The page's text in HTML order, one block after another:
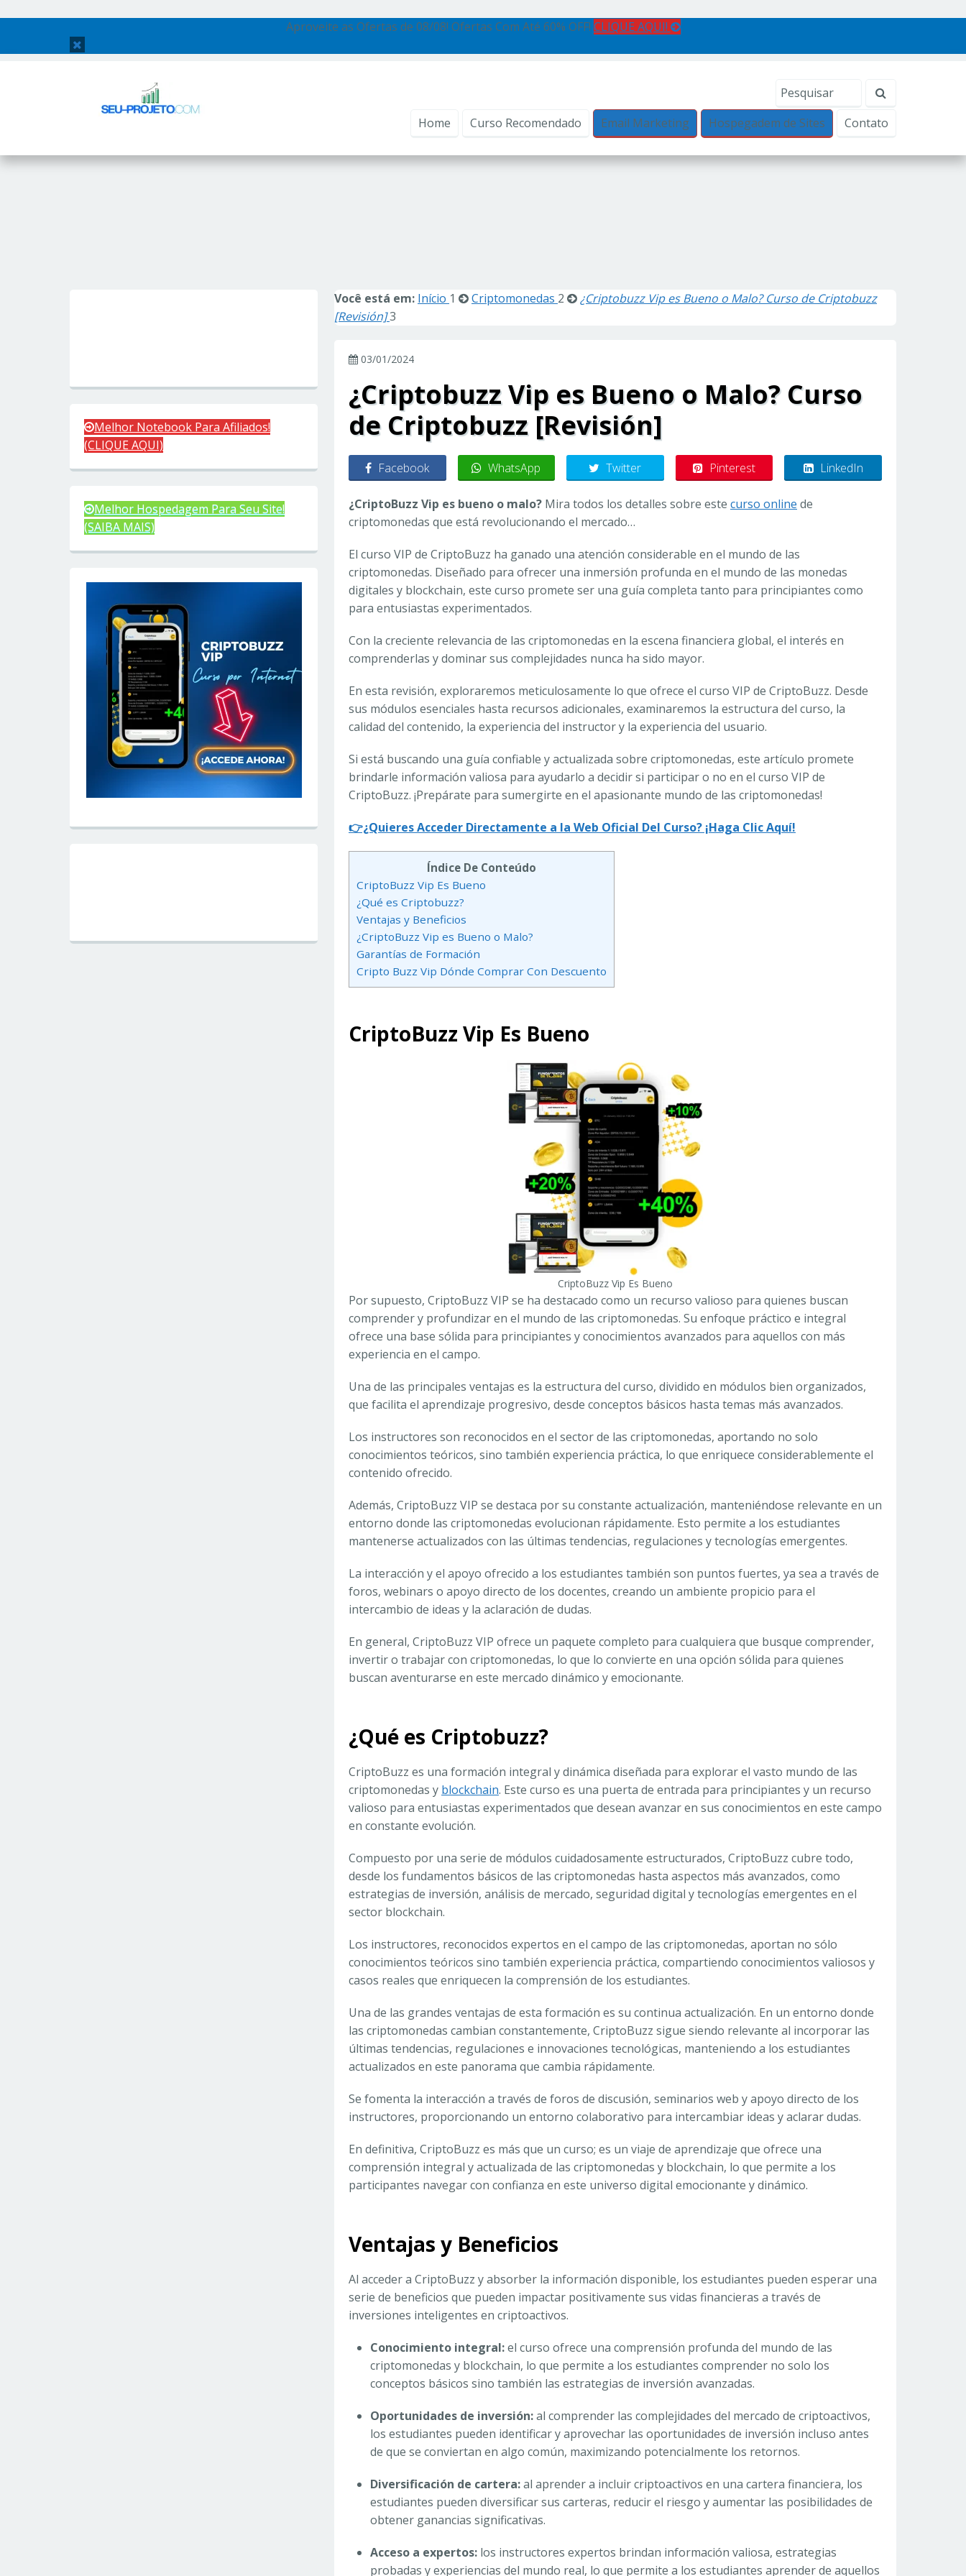
Aproveite as Ofertas de 08/08! Ofertas Com Até 60% OFF! CLIQUE AQUI!
Home Curso Recomendado Email Marketing Hospegadem de Sites Contato
Você está em: Início 1 Criptomonedas 2
¿Criptobuzz Vip es Bueno o Malo? Curso de Criptobuzz
[Revisión]3
03/01/2024
¿Criptobuzz Vip es Bueno o Malo? Curso
de Criptobuzz [Revisión]
Facebook WhatsApp Twitter Pinterest LinkedIn
¿CriptoBuzz Vip es bueno o malo? Mira todos los detalles sobre este curso online de
criptomonedas que está revolucionando el mercado…
El curso VIP de CriptoBuzz ha ganado una atención considerable en el mundo de las
criptomonedas. Diseñado para ofrecer una inmersión profunda en el mundo de las monedas
digitales y blockchain, este curso promete ser una guía completa tanto para principiantes como
para entusiastas experimentados.
Con la creciente relevancia de las criptomonedas en la escena financiera global, el interés en
comprenderlas y dominar sus complejidades nunca ha sido mayor.
En esta revisión, exploraremos meticulosamente lo que ofrece el curso VIP de CriptoBuzz. Desde
sus módulos esenciales hasta recursos adicionales, examinaremos la estructura del curso, la
calidad del contenido, la experiencia del instructor y la experiencia del usuario.
Si está buscando una guía confiable y actualizada sobre criptomonedas, este artículo promete
brindarle información valiosa para ayudarlo a decidir si participar o no en el curso VIP de
CriptoBuzz. ¡Prepárate para sumergirte en el apasionante mundo de las criptomonedas!
👉¿Quieres Acceder Directamente a la Web Oficial Del Curso? ¡Haga Clic Aquí!
Índice De Conteúdo
CriptoBuzz Vip Es Bueno
¿Qué es Criptobuzz?
Ventajas y Beneficios
¿CriptoBuzz Vip es Bueno o Malo?
Garantías de Formación
Cripto Buzz Vip Dónde Comprar Con Descuento
CriptoBuzz Vip Es Bueno
CriptoBuzz Vip Es Bueno
Por supuesto, CriptoBuzz VIP se ha destacado como un recurso valioso para quienes buscan
comprender y profundizar en el mundo de las criptomonedas. Su enfoque práctico e integral
ofrece una base sólida para principiantes y conocimientos avanzados para aquellos con más
experiencia en el campo.
Una de las principales ventajas es la estructura del curso, dividido en módulos bien organizados,
que facilita el aprendizaje progresivo, desde conceptos básicos hasta temas más avanzados.
Los instructores son reconocidos en el sector de las criptomonedas, aportando no solo
conocimientos teóricos, sino también experiencia práctica, lo que enriquece considerablemente el
contenido ofrecido.
Además, CriptoBuzz VIP se destaca por su constante actualización, manteniéndose relevante en un
entorno donde las criptomonedas evolucionan rápidamente. Esto permite a los estudiantes
mantenerse actualizados con las últimas tendencias, regulaciones y tecnologías emergentes.
La interacción y el apoyo ofrecido a los estudiantes también son puntos fuertes, ya sea a través de
foros, webinars o apoyo directo de los docentes, creando un ambiente propicio para el
intercambio de ideas y la aclaración de dudas.
En general, CriptoBuzz VIP ofrece un paquete completo para cualquiera que busque comprender,
invertir o trabajar con criptomonedas, lo que lo convierte en una opción sólida para quienes
buscan aventurarse en este mercado dinámico y emocionante.
¿Qué es Criptobuzz?
CriptoBuzz es una formación integral y dinámica diseñada para explorar el vasto mundo de las
criptomonedas y blockchain. Este curso es una puerta de entrada para principiantes y un recurso
valioso para entusiastas experimentados que desean avanzar en sus conocimientos en este campo
en constante evolución.
Compuesto por una serie de módulos cuidadosamente estructurados, CriptoBuzz cubre todo,
desde los fundamentos básicos de las criptomonedas hasta aspectos más avanzados, como
estrategias de inversión, análisis de mercado, seguridad digital y tecnologías emergentes en el
sector blockchain.
Los instructores, reconocidos expertos en el campo de las criptomonedas, aportan no sólo
conocimientos teóricos sino también experiencia práctica, compartiendo conocimientos valiosos y
casos reales que enriquecen la comprensión de los estudiantes.
Una de las grandes ventajas de esta formación es su continua actualización. En un entorno donde
las criptomonedas cambian constantemente, CriptoBuzz sigue siendo relevante al incorporar las
últimas tendencias, regulaciones e innovaciones tecnológicas, manteniendo a los estudiantes
actualizados en este panorama que cambia rápidamente.
Se fomenta la interacción a través de foros de discusión, seminarios web y apoyo directo de los
instructores, proporcionando un entorno colaborativo para intercambiar ideas y aclarar dudas.
En definitiva, CriptoBuzz es más que un curso; es un viaje de aprendizaje que ofrece una
comprensión integral y actualizada de las criptomonedas y blockchain, lo que permite a los
participantes navegar con confianza en este universo digital emocionante y dinámico.
Ventajas y Beneficios
Al acceder a CriptoBuzz y absorber la información disponible, los estudiantes pueden esperar una
serie de beneficios que pueden impactar positivamente sus vidas financieras a través de
inversiones inteligentes en criptoactivos.
Conocimiento integral:el curso ofrece una comprensión profunda del mundo de las
criptomonedas y blockchain, lo que permite a los estudiantes comprender no solo los
conceptos básicos sino también las estrategias de inversión avanzadas.
Oportunidades de inversión:al comprender las complejidades del mercado de criptoactivos,
los estudiantes pueden identificar y aprovechar las oportunidades de inversión incluso antes
de que se conviertan en algo común, maximizando potencialmente los retornos.
Diversificación de cartera:al aprender a incluir criptoactivos en una cartera financiera, los
estudiantes pueden diversificar sus carteras, reducir el riesgo y aumentar las posibilidades de
obtener ganancias significativas.
Acceso a expertos: los instructores expertos brindan información valiosa, estrategias
probadas y experiencias del mundo real, lo que permite a los estudiantes aprender de aquellos
Melhor Notebook Para Afiliados!
(CLIQUE AQUI)
Melhor Hospedagem Para Seu Site!
(SAIBA MAIS)